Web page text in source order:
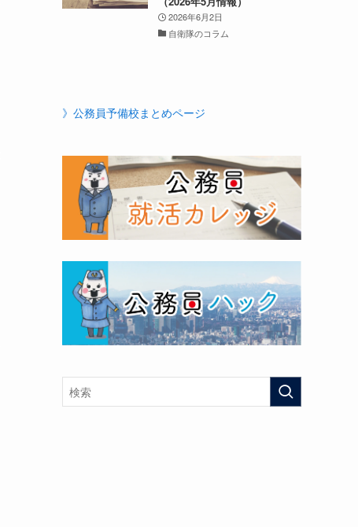
2026年6月2日
自衛隊のコラム
》公務員予備校まとめページ